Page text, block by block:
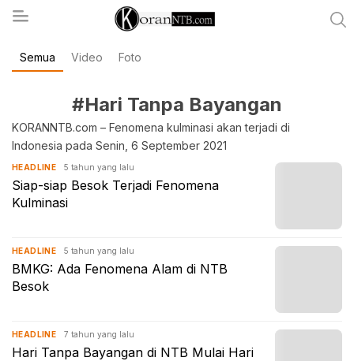
koranntb.com
Semua Video Foto
#Hari Tanpa Bayangan
KORANNTB.com – Fenomena kulminasi akan terjadi di
Indonesia pada Senin, 6 September 2021
HEADLINE 5 tahun yang lalu
Siap-siap Besok Terjadi Fenomena
Kulminasi
HEADLINE 5 tahun yang lalu
BMKG: Ada Fenomena Alam di NTB
Besok
HEADLINE 7 tahun yang lalu
Hari Tanpa Bayangan di NTB Mulai Hari